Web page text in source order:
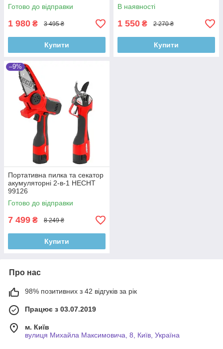
Готово до відправки
1 980 ₴ 3 495 ₴
Купити
В наявності
1 550 ₴ 2 270 ₴
Купити
–9%
Портативна пилка та секатор
акумуляторні 2-в-1 HECHT
99126
Готово до відправки
7 499 ₴ 8 249 ₴
Купити
Про нас
98% позитивних з 42 відгуків за рік
Працює з 03.07.2019
м. Київ
вулиця Михайла Максимовича, 8, Київ, Україна